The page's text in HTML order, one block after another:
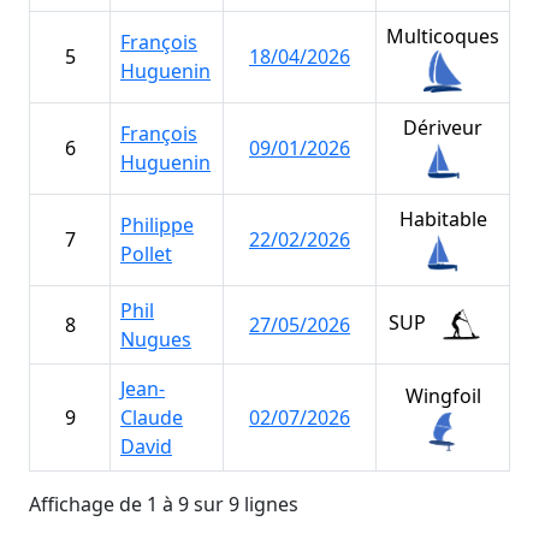
5
François
Huguenin
18/04/2026
Multicoques
6
François
Huguenin
09/01/2026
Dériveur
7
Philippe
Pollet
22/02/2026
Habitable
8
Phil
Nugues
27/05/2026 SUP
9
Jean-
Claude
David
02/07/2026
Wingfoil
5
François
Huguenin
18/04/2026
Multicoques
6
François
Huguenin
09/01/2026
Dériveur
7
Philippe
Pollet
22/02/2026
Habitable
8
Phil
Nugues
27/05/2026 SUP
9
Jean-
Claude
David
02/07/2026
Wingfoil
Affichage de 1 à 9 sur 9 lignes